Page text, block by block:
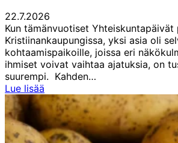
22.7.2026
Kun tämänvuotiset
Kristiinankaupungissa, yksi asia oli
kohtaamispaikoille, joissa eri
ihmiset voivat vaihtaa ajatuksia, on
suurempi. Kahden…
Lue lisää
Yhteiskuntapäivät
ovat
vakiinnuttaneet
paikkansa